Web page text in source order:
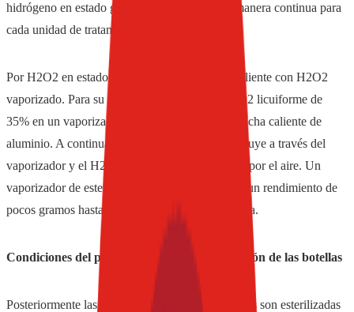
hidrógeno en estado gaseoso es producido de manera continua para
cada unidad de tratamiento.
Por H2O2 en estado gaseoso se entiende aire caliente con H2O2
vaporizado. Para su producción se dosifica H2O2 licuiforme de
35% en un vaporizador de H2O2 sobre una plancha caliente de
aluminio. A continuación el aire caliente estéril fluye a través del
vaporizador y el H2O2 vaporizado es absorbido por el aire. Un
vaporizador de este tipo está dimensionado para un rendimiento de
pocos gramos hasta de varios kilogramos por hora.
Condiciones del proceso durante la esterilización de las botellas
Posteriormente las botellas previamente calentadas son esterilizadas